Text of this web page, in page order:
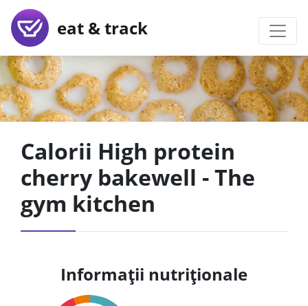
eat & track
Calorii High protein
cherry bakewell - The
gym kitchen
Informații nutriționale